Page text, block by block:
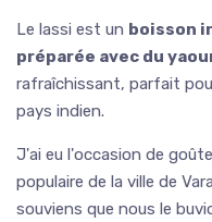
Le lassi est un boisson
préparée avec du
rafraîchissant, parfait
pays indien.
J'ai eu l'occasion de
populaire de la ville de
souviens que nous le